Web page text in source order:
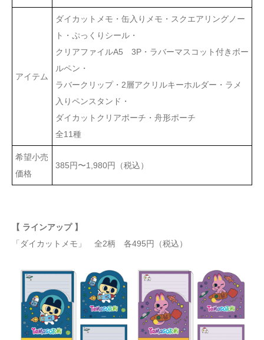
アイテム
ダイカットメモ・缶入りメモ・スクエアリングノー
ト・ぷっくりシール・
クリアファイルA5 3P・ラバーマスコット付きボー
ルペン・
ラバークリップ・2層アクリルキーホルダー・ラメ
入りペンスタンド・
ダイカットクリアポーチ・舟形ポーチ
全11種
希望小売
価格
385円〜1,980円（税込）
【 ラインアップ 】
「ダイカットメモ」 全2柄 各495円（税込）